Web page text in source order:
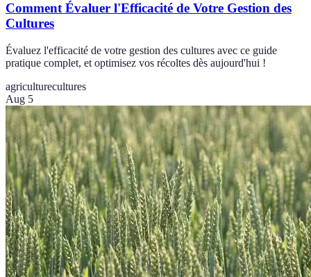
Comment Évaluer l'Efficacité de Votre Gestion des
Cultures
Évaluez l'efficacité de votre gestion des cultures avec ce guide
pratique complet, et optimisez vos récoltes dès aujourd'hui !
agriculturecultures
Aug 5